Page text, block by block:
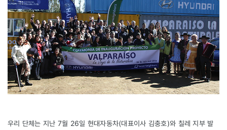
우리 단체는 지난 7월 26일 현대자동차(대표이사 김충호)와 칠레 지부 발